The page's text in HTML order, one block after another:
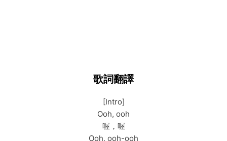
歌詞翻譯
[Intro]
Ooh, ooh
喔，喔
Ooh, ooh-ooh